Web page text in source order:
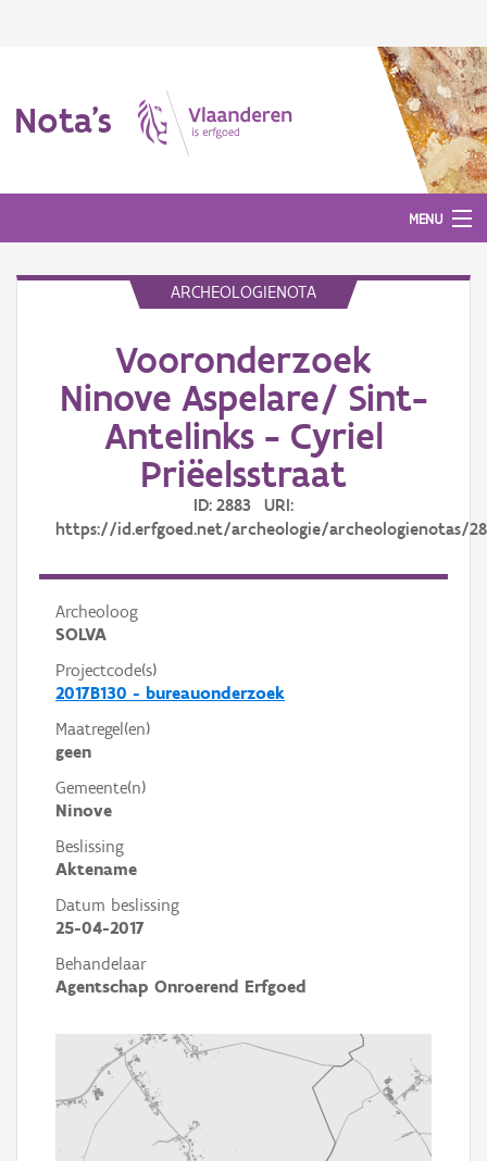
Nota's
MENU
ARCHEOLOGIENOTA
Vooronderzoek
Ninove Aspelare/ Sint-
Antelinks - Cyriel
Priëelsstraat
ID: 2883 URI:
https://id.erfgoed.net/archeologie/archeologienotas/
Archeoloog
SOLVA
Projectcode(s)
2017B130 - bureauonderzoek
Maatregel(en)
geen
Gemeente(n)
Ninove
Beslissing
Aktename
Datum beslissing
25-04-2017
Behandelaar
Agentschap Onroerend Erfgoed